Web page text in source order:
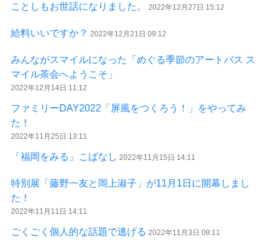
ことしもお世話になりました。 2022年12月27日 15:12
給料いいですか？ 2022年12月21日 09:12
みんながスマイルになった「めぐる季節のアートバス ス
マイル茶会へようこそ」
2022年12月14日 11:12
ファミリーDAY2022「屏風をつくろう！」をやってみ
た！
2022年11月25日 13:11
「福岡をみる」こばなし 2022年11月15日 14:11
特別展「藤野一友と岡上淑子」が11月1日に開幕しまし
た！
2022年11月11日 14:11
ごくごく個人的な話題で逃げる 2022年11月3日 09:11